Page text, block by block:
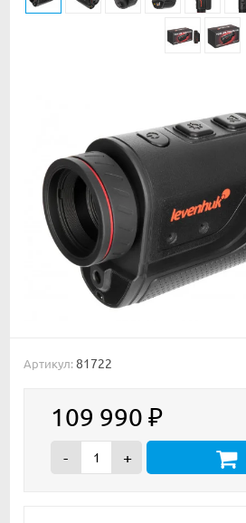
Артикул: 81722
109 990 ₽
- +